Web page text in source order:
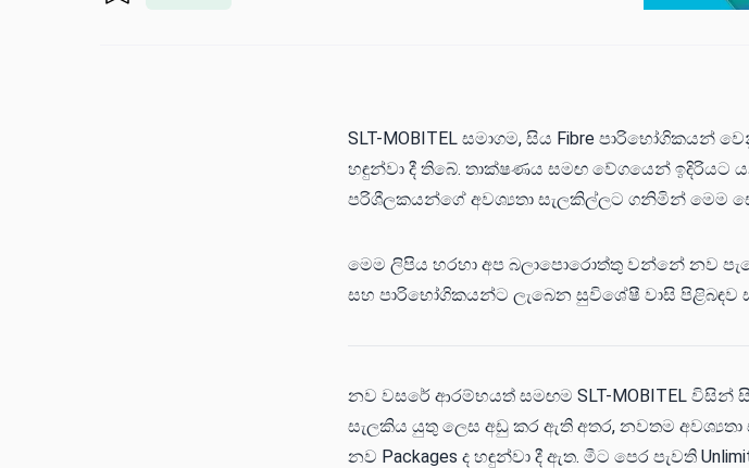
SLT-MOBITEL සමාගම, සිය Fibre පාරිභෝගිකයන්
හඳුන්වා දී තිබේ. තාක්ෂණය සමඟ වේගයෙන් ඉදිරියට
පරිශීලකයන්ගේ අවශ්‍යතා සැලකිල්ලට ගනිමින් මෙම
මෙම ලිපිය හරහා අප බලාපොරොත්තු වන්නේ නව
සහ පාරිභෝගිකයන්ට ලැබෙන සුවිශේෂී වාසි පිළිබඳව
නව වසරේ ආරම්භයත් සමඟම SLT-MOBITEL විසින්
සැලකිය යුතු ලෙස අඩු කර ඇති අතර, නවතම අවශ්‍යතා
නව Packages ද හඳුන්වා දී ඇත. මීට පෙර පැවති